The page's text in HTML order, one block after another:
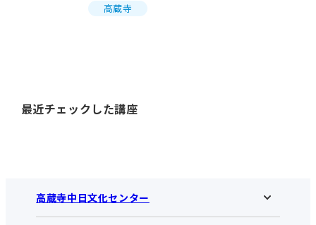
高蔵寺
最近チェックした講座
高蔵寺中日文化センター